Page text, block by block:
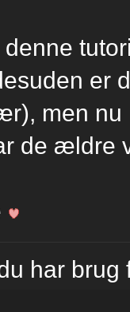
denne
er
men nu
de ældre
har